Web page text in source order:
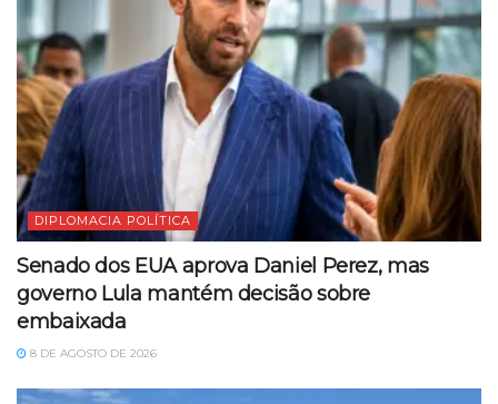
DIPLOMACIA POLÍTICA
Senado dos EUA aprova Daniel Perez, mas
governo Lula mantém decisão sobre
embaixada
8 DE AGOSTO DE 2026